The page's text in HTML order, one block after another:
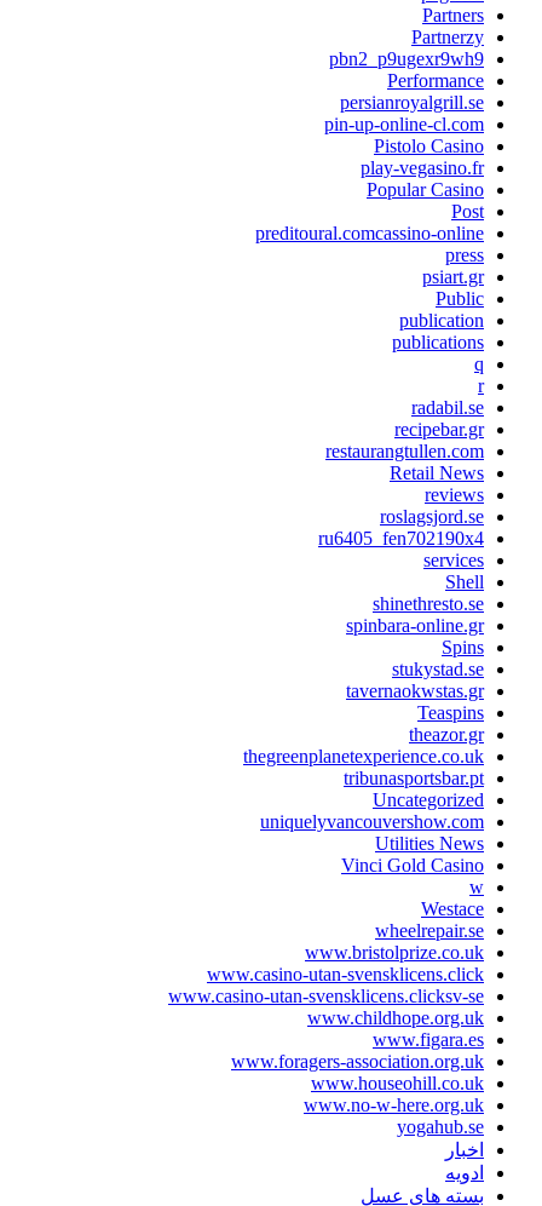
Partners
Partnerzy
pbn2_p9ugexr9wh9
Performance
persianroyalgrill.se
pin-up-online-cl.com
Pistolo Casino
play-vegasino.fr
Popular Casino
Post
preditoural.comcassino-online
press
psiart.gr
Public
publication
publications
q
r
radabil.se
recipebar.gr
restaurangtullen.com
Retail News
reviews
roslagsjord.se
ru6405_fen702190x4
services
Shell
shinethresto.se
spinbara-online.gr
Spins
stukystad.se
tavernaokwstas.gr
Teaspins
theazor.gr
thegreenplanetexperience.co.uk
tribunasportsbar.pt
Uncategorized
uniquelyvancouvershow.com
Utilities News
Vinci Gold Casino
w
Westace
wheelrepair.se
www.bristolprize.co.uk
www.casino-utan-svensklicens.click
www.casino-utan-svensklicens.clicksv-se
www.childhope.org.uk
www.figara.es
www.foragers-association.org.uk
www.houseohill.co.uk
www.no-w-here.org.uk
yogahub.se
اخبار
ادویه
بسته های عسل